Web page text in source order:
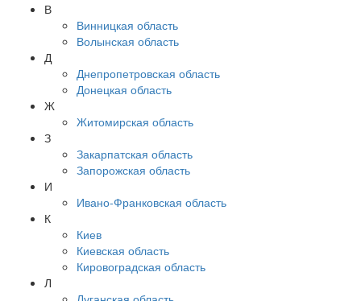
В
Винницкая область
Волынская область
Д
Днепропетровская область
Донецкая область
Ж
Житомирская область
З
Закарпатская область
Запорожская область
И
Ивано-Франковская область
К
Киев
Киевская область
Кировоградская область
Л